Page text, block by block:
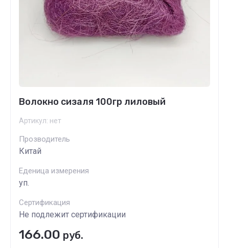
Волокно сизаля 100гр лиловый
Артикул: нет
Прозводитель
Китай
Еденица измерения
уп.
Сертификация
Не подлежит сертификации
166.00 руб.